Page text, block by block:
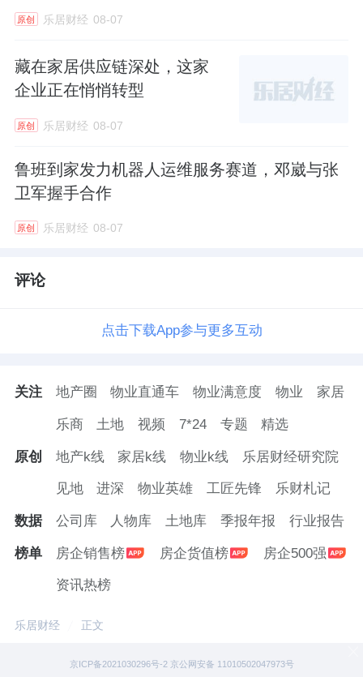
原创 乐居财经 08-07
藏在家居供应链深处，这家
企业正在悄悄转型
原创 乐居财经 08-07
鲁班到家发力机器人运维服务赛道，邓崴与张
卫军握手合作
原创 乐居财经 08-07
评论
点击下载App参与更多互动
关注 地产圈 物业直通车 物业满意度 物业 家居
乐商 土地 视频 7*24 专题 精选
原创 地产k线 家居k线 物业k线 乐居财经研究院
见地 进深 物业英雄 工匠先锋 乐财札记
数据 公司库 人物库 土地库 季报年报 行业报告
榜单 房企销售榜 房企货值榜 房企500强
资讯热榜
乐居财经 正文
京ICP备2021030296号-2 京公网安备 11010502047973号